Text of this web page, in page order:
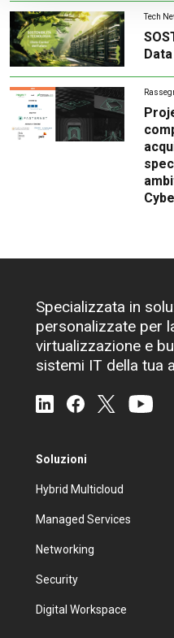
Tech
Specializzata in
personalizzate per
virtualizzazione e
sistemi IT della tua
Soluzioni
Hybrid Multicloud
Managed Services
Networking
Security
Digital Workspace